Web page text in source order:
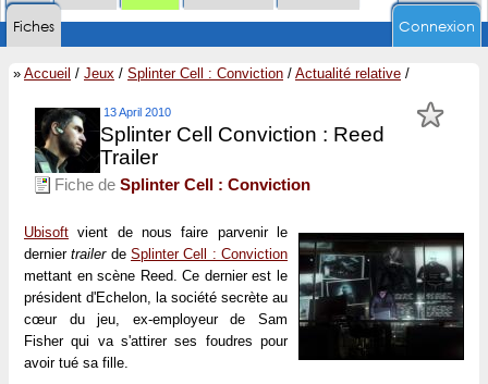
Fiches
Connexion
» Accueil / Jeux / Splinter Cell : Conviction / Actualité relative /
13 April 2010
Splinter Cell Conviction : Reed
Trailer
Fiche de Splinter Cell : Conviction
Ubisoft vient de nous faire parvenir le
derniertrailerdeSplinter Cell : Conviction
mettant en scène Reed. Ce dernier est le
président d'Echelon, la société secrète au
cœur du jeu, ex-employeur de Sam
Fisher qui va s'attirer ses foudres pour
avoir tué sa fille.